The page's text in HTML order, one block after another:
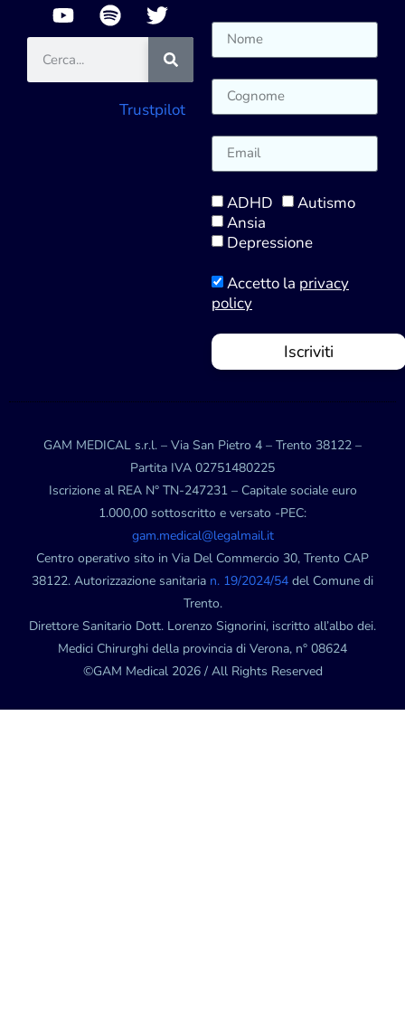
Trustpilot
ADHD
Autismo
Ansia
Depressione
Accetto la privacy
policy
Iscriviti
GAM MEDICAL s.r.l. – Via San Pietro 4 – Trento 38122 –
Partita IVA 02751480225
Iscrizione al REA N° TN-247231 – Capitale sociale euro
1.000,00 sottoscritto e versato -PEC:
gam.medical@legalmail.it
Centro operativo sito in Via Del Commercio 30, Trento CAP
38122. Autorizzazione sanitaria n. 19/2024/54 del Comune di
Trento.
Direttore Sanitario Dott. Lorenzo Signorini, iscritto all’albo dei.
Medici Chirurghi della provincia di Verona, n° 08624
©GAM Medical 2026 / All Rights Reserved